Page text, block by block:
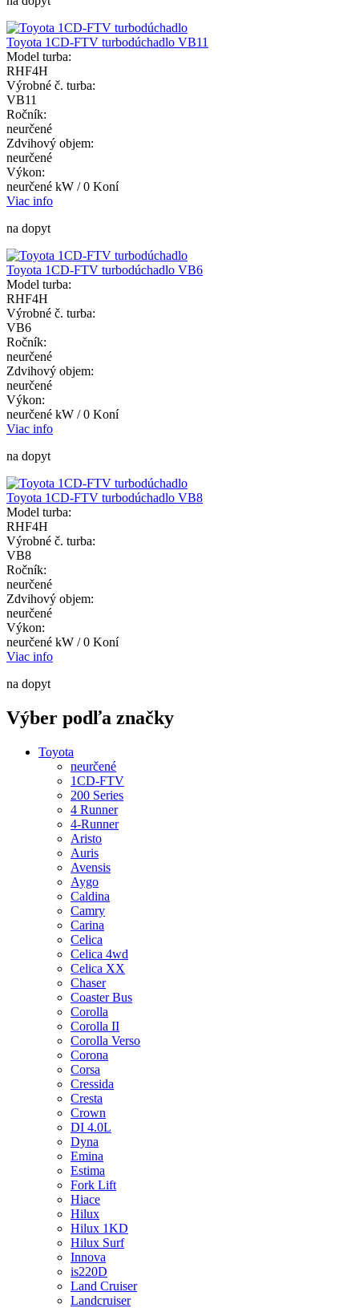
Toyota 1CD-FTV turbodúchadlo VB11
Model turba:
RHF4H
Výrobné č. turba:
VB11
Ročník:
neurčené
Zdvihový objem:
neurčené
Výkon:
neurčené kW / 0 Koní
Viac info
na dopyt
Toyota 1CD-FTV turbodúchadlo VB6
Model turba:
RHF4H
Výrobné č. turba:
VB6
Ročník:
neurčené
Zdvihový objem:
neurčené
Výkon:
neurčené kW / 0 Koní
Viac info
na dopyt
Toyota 1CD-FTV turbodúchadlo VB8
Model turba:
RHF4H
Výrobné č. turba:
VB8
Ročník:
neurčené
Zdvihový objem:
neurčené
Výkon:
neurčené kW / 0 Koní
Viac info
na dopyt
Výber podľa značky
Toyota
neurčené
1CD-FTV
200 Series
4 Runner
4-Runner
Aristo
Auris
Avensis
Aygo
Caldina
Camry
Carina
Celica
Celica 4wd
Celica XX
Chaser
Coaster Bus
Corolla
Corolla II
Corolla Verso
Corona
Corsa
Cressida
Cresta
Crown
DI 4.0L
Dyna
Emina
Estima
Fork Lift
Hiace
Hilux
Hilux 1KD
Hilux Surf
Innova
is220D
Land Cruiser
Landcruiser